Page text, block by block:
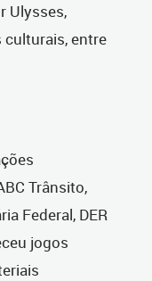
Ulysses,
culturais, entre
Trânsito,
Federal, DER
jogos